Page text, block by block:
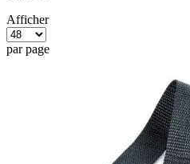
Afficher
par page